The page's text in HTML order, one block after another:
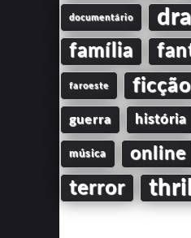
documentário
família
faroeste
guerra história
música online
terror